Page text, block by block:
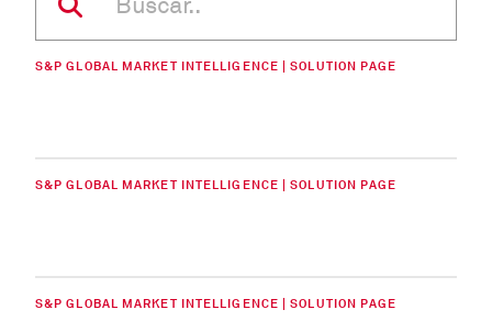
S&P GLOBAL MARKET INTELLIGENCE | SOLUTION PAGE
S&P GLOBAL MARKET INTELLIGENCE | SOLUTION PAGE
S&P GLOBAL MARKET INTELLIGENCE | SOLUTION PAGE